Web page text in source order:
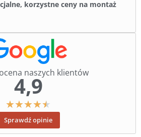
korzystne ceny na montaż
naszych klientów
4,9
★★★★★
Sprawdź opinie